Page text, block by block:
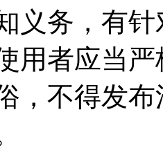
义务，有
用者应当
，不得发